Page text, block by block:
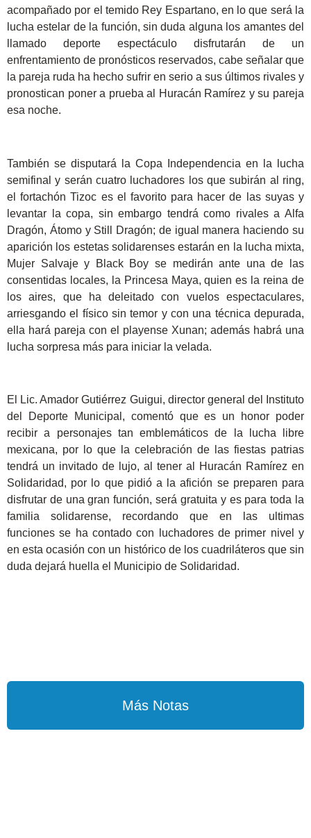
acompañado por el temido Rey Espartano, en lo que será la
lucha estelar de la función, sin duda alguna los amantes del
llamado deporte espectáculo disfrutarán de un
enfrentamiento de pronósticos reservados, cabe señalar que
la pareja ruda ha hecho sufrir en serio a sus últimos rivales y
pronostican poner a prueba al Huracán Ramírez y su pareja
esa noche.
También se disputará la Copa Independencia en la lucha
semifinal y serán cuatro luchadores los que subirán al ring,
el fortachón Tizoc es el favorito para hacer de las suyas y
levantar la copa, sin embargo tendrá como rivales a Alfa
Dragón, Átomo y Still Dragón; de igual manera haciendo su
aparición los estetas solidarenses estarán en la lucha mixta,
Mujer Salvaje y Black Boy se medirán ante una de las
consentidas locales, la Princesa Maya, quien es la reina de
los aires, que ha deleitado con vuelos espectaculares,
arriesgando el físico sin temor y con una técnica depurada,
ella hará pareja con el playense Xunan; además habrá una
lucha sorpresa más para iniciar la velada.
El Lic. Amador Gutiérrez Guigui, director general del Instituto
del Deporte Municipal, comentó que es un honor poder
recibir a personajes tan emblemáticos de la lucha libre
mexicana, por lo que la celebración de las fiestas patrias
tendrá un invitado de lujo, al tener al Huracán Ramírez en
Solidaridad, por lo que pidió a la afición se preparen para
disfrutar de una gran función, será gratuita y es para toda la
familia solidarense, recordando que en las ultimas
funciones se ha contado con luchadores de primer nivel y
en esta ocasión con un histórico de los cuadriláteros que sin
duda dejará huella el Municipio de Solidaridad.
Más Notas